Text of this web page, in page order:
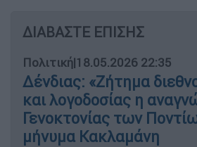
ΔΙΑΒΑΣΤΕ ΕΠΙΣΗΣ
Πολιτική|18.05.2026 22:35
Δένδιας: «Ζήτημα
και λογοδοσίας η
Γενοκτονίας των
μήνυμα Κακλαμάνη